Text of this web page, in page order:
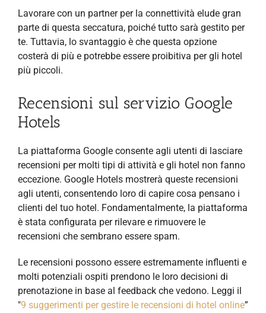
Lavorare con un partner per la connettività elude gran
parte di questa seccatura, poiché tutto sarà gestito per
te. Tuttavia, lo svantaggio è che questa opzione
costerà di più e potrebbe essere proibitiva per gli hotel
più piccoli.
Recensioni sul servizio Google
Hotels
La piattaforma Google consente agli utenti di lasciare
recensioni per molti tipi di attività e gli hotel non fanno
eccezione. Google Hotels mostrerà queste recensioni
agli utenti, consentendo loro di capire cosa pensano i
clienti del tuo hotel. Fondamentalmente, la piattaforma
è stata configurata per rilevare e rimuovere le
recensioni che sembrano essere spam.
Le recensioni possono essere estremamente influenti e
molti potenziali ospiti prendono le loro decisioni di
prenotazione in base al feedback che vedono. Leggi il
"9 suggerimenti per gestire le recensioni di hotel online”